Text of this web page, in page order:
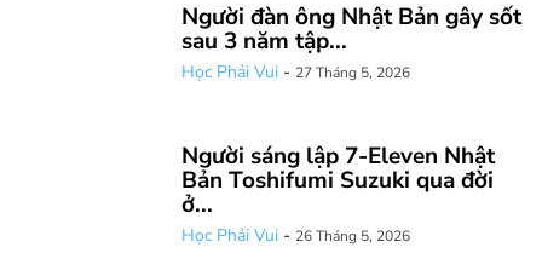
Người đàn ông Nhật Bản gây sốt
sau 3 năm tập...
Học Phải Vui - 27 Tháng 5, 2026
Người sáng lập 7-Eleven Nhật
Bản Toshifumi Suzuki qua đời
ở...
Học Phải Vui - 26 Tháng 5, 2026